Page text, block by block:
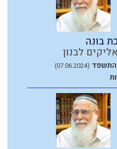
בונה
לבנון
התשפד (07.06.2024)